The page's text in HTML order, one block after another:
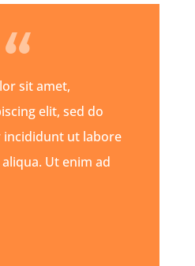
sit amet,
elit, sed do
ut labore
Ut enim ad